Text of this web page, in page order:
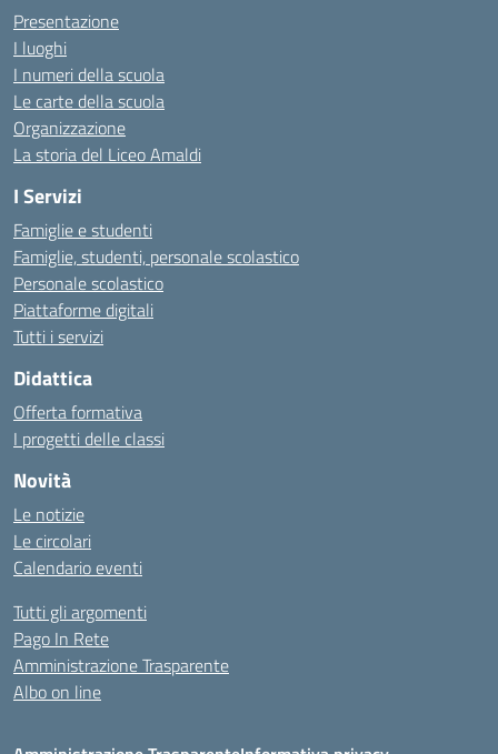
Presentazione
I luoghi
I numeri della scuola
Le carte della scuola
Organizzazione
La storia del Liceo Amaldi
I Servizi
Famiglie e studenti
Famiglie, studenti, personale scolastico
Personale scolastico
Piattaforme digitali
Tutti i servizi
Didattica
Offerta formativa
I progetti delle classi
Novità
Le notizie
Le circolari
Calendario eventi
Tutti gli argomenti
Pago In Rete
Amministrazione Trasparente
Albo on line